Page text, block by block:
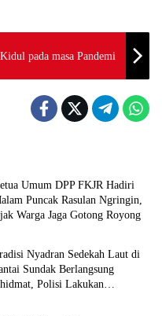
pada masa Pandemi
Umum DPP FKJR Hadiri
Puncak Rasulan Ngringin,
Warga Jaga Gotong Royong
Berita
Nyadran Sedekah Laut di
Sundak Berlangsung
Polisi Lakukan
Berita